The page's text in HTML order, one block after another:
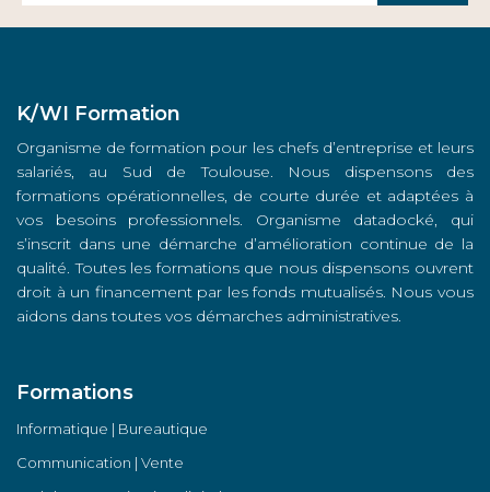
K/WI Formation
Organisme de formation pour les chefs d’entreprise et leurs
salariés, au Sud de Toulouse. Nous dispensons des
formations opérationnelles, de courte durée et adaptées à
vos besoins professionnels. Organisme datadocké, qui
s’inscrit dans une démarche d’amélioration continue de la
qualité. Toutes les formations que nous dispensons ouvrent
droit à un financement par les fonds mutualisés. Nous vous
aidons dans toutes vos démarches administratives.
Formations
Informatique | Bureautique
Communication | Vente